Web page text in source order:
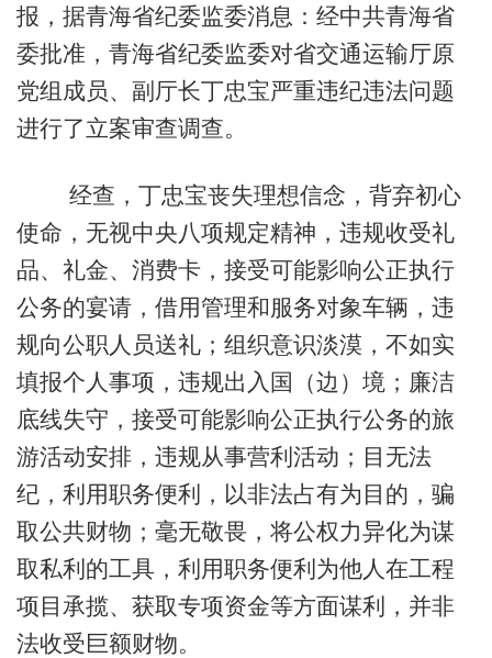
报，据青海省纪委监委消息：经中共青海省
委批准，青海省纪委监委对省交通运输厅原
党组成员、副厅长丁忠宝严重违纪违法问题
进行了立案审查调查。
经查，丁忠宝丧失理想信念，背弃初心
使命，无视中央八项规定精神，违规收受礼
品、礼金、消费卡，接受可能影响公正执行
公务的宴请，借用管理和服务对象车辆，违
规向公职人员送礼；组织意识淡漠，不如实
填报个人事项，违规出入国（边）境；廉洁
底线失守，接受可能影响公正执行公务的旅
游活动安排，违规从事营利活动；目无法
纪，利用职务便利，以非法占有为目的，骗
取公共财物；毫无敬畏，将公权力异化为谋
取私利的工具，利用职务便利为他人在工程
项目承揽、获取专项资金等方面谋利，并非
法收受巨额财物。